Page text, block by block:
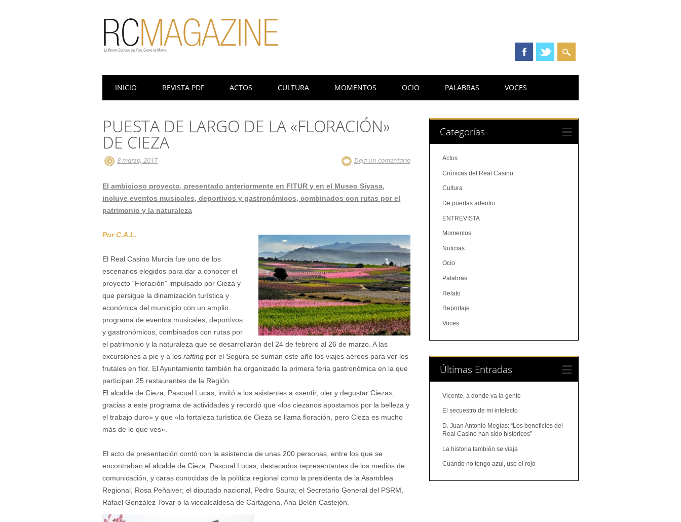
Menú principal
INICIO REVISTA PDF ACTOS CULTURA MOMENTOS OCIO PALABRAS VOCES
PUESTA DE LARGO DE LA «FLORACIÓN»
DE CIEZA
8 marzo, 2017 Deja un comentario
El ambicioso proyecto, presentado anteriormente en FITUR y en el Museo Siyasa,
incluye eventos musicales, deportivos y gastronómicos, combinados con rutas por el
patrimonio y la naturaleza
Por C.A.L.
El Real Casino Murcia fue uno de los
escenarios elegidos para dar a conocer el
proyecto “Floración” impulsado por Cieza y
que persigue la dinamización turística y
económica del municipio con un amplio
programa de eventos musicales, deportivos
y gastronómicos, combinados con rutas por
el patrimonio y la naturaleza que se desarrollarán del 24 de febrero al 26 de marzo. A las
excursiones a pie y a losrafting por el Segura se suman este año los viajes aéreos para ver los
frutales en flor. El Ayuntamiento también ha organizado la primera feria gastronómica en la que
participan 25 restaurantes de la Región.
El alcalde de Cieza, Pascual Lucas, invitó a los asistentes a «sentir, oler y degustar Cieza»,
gracias a este programa de actividades y recordó que «los ciezanos apostamos por la belleza y
el trabajo duro» y que «la fortaleza turística de Cieza se llama floración, pero Cieza es mucho
más de lo que ves».
El acto de presentación contó con la asistencia de unas 200 personas, entre los que se
encontraban el alcalde de Cieza, Pascual Lucas; destacados representantes de los medios de
comunicación, y caras conocidas de la política regional como la presidenta de la Asamblea
Regional, Rosa Peñalver; el diputado nacional, Pedro Saura; el Secretario General del PSRM,
Rafael González Tovar o la vicealcaldesa de Cartagena, Ana Belén Castejón.
Categorías
Actos
Crónicas del Real Casino
Cultura
De puertas adentro
ENTREVISTA
Momentos
Noticias
Ocio
Palabras
Relato
Reportaje
Voces
Últimas Entradas
Vicente, a donde va la gente
El secuestro de mi intelecto
D. Juan Antonio Megías: “Los beneficios del
Real Casino han sido históricos”
La historia también se viaja
Cuando no tengo azul, uso el rojo